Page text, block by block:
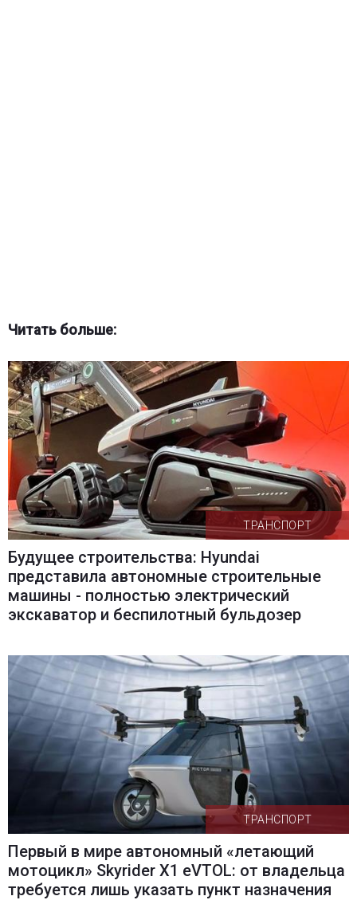
Читать больше:
ТРАНСПОРТ
Будущее строительства: Hyundai
представила автономные строительные
машины - полностью электрический
экскаватор и беспилотный бульдозер
ТРАНСПОРТ
Первый в мире автономный «летающий
мотоцикл» Skyrider X1 eVTOL: от владельца
требуется лишь указать пункт назначения